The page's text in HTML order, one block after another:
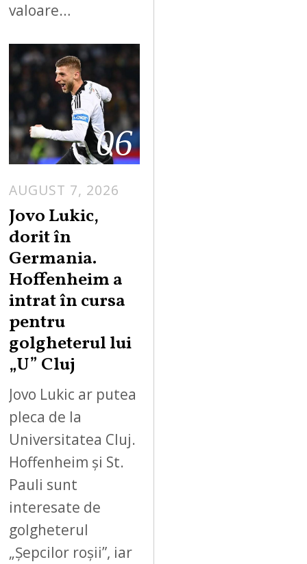
valoare…
06
AUGUST 7, 2026
Jovo Lukic,
dorit în
Germania.
Hoffenheim a
intrat în cursa
pentru
golgheterul lui
„U” Cluj
Jovo Lukic ar putea
pleca de la
Universitatea Cluj.
Hoffenheim și St.
Pauli sunt
interesate de
golgheterul
„Șepcilor roșii”, iar